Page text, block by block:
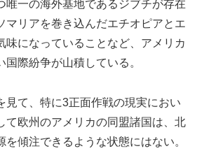
唯一の海外基地であるジブチが存在
マリアを巻き込んだエチオピアとエ
味になっていることなど、アメリカ
国際紛争が山積している。
見て、特に3正面作戦の現実におい
て欧州のアメリカの同盟諸国は、北
傾注できるような状態にはない。